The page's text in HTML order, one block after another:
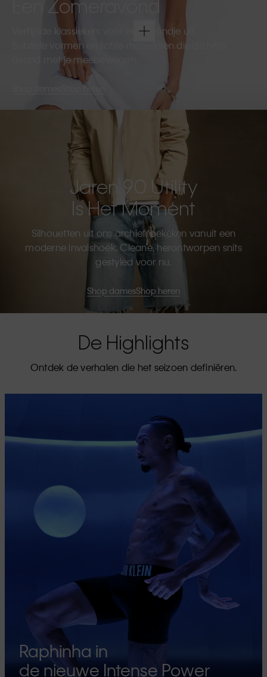
Een Zomeravond
Verfijnde klassiekers voor een avondje uit.
Subtiele vormen en lichte materialen die de hele
avond met je meebewegen.
Shop heren
Jaren 90 Utility
Is Het Moment
Silhouetten uit ons archief, bekeken vanuit een
moderne invalshoek. Cleane, herontworpen snits
gestyled voor nu.
Shop damesShop heren
De Highlights
Ontdek de verhalen die het seizoen definiëren.
Raphinha in
de nieuwe Intense Power